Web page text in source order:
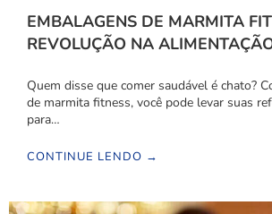
EMBALAGENS DE MARMITA
REVOLUÇÃO NA
Quem disse que comer saudável é chato?
de marmita fitness, você pode levar suas
para…
CONTINUE LENDO →